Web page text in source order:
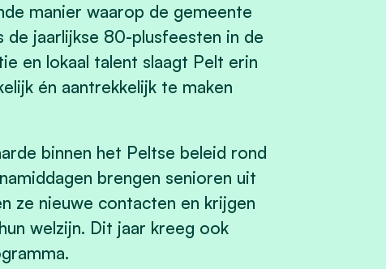
manier waarop de gemeente
jaarlijkse 80-plusfeesten in de
en lokaal talent slaagt Pelt erin
én aantrekkelijk te maken
binnen het Peltse beleid rond
brengen senioren uit
ze nieuwe contacten en krijgen
welzijn. Dit jaar kreeg ook